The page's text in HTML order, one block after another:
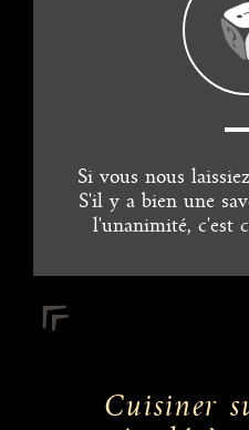
Si vous nous
S'il y a bien une
l'unanimité, c'est
Cuisiner